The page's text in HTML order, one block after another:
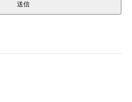
送信